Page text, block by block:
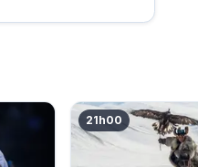
21h00